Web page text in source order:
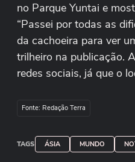
no Parque Yuntai e
“Passei por todas as
da cachoeira para ver
trilheiro na publicação.
redes sociais, já que o
o governo da China
durante a seca".
Fonte: Redação Terra
TAGS ÁSIA MUNDO